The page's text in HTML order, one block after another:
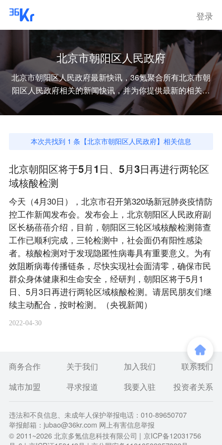
登录
北京市朝阳区人民政府
北京市朝阳区人民政府最新快讯，36氪聚合所有北京市朝
阳区人民政府相关的新闻快讯，并为你提供最新的相关资
讯。
本次共找到 1 条【北京市朝阳区人民政府】相关信息
北京朝阳区将于5月1日、5月3日再进行两轮区
域核酸检测
今天（4月30日），北京市召开第320场新冠肺炎疫情防
控工作新闻发布会。发布会上，北京朝阳区人民政府副
区长杨蓓蓓介绍，目前，朝阳区三轮区域核酸检测筛查
工作已顺利完成，三轮检测中，社会面仍有阳性感染
者。核酸检测对于发现隐匿性病毒具有重要意义。为有
效阻断病毒传播链条，尽快实现社会面清零，确保市民
群众身体健康和生命安全，经研判，朝阳区将于5月1
日、5月3日再进行两轮区域核酸检测。请居民朋友们继
续主动配合，按时检测。（央视新闻）
2022-04-30
商务合作 关于我们 加入我们
联系我们
城市加盟
寻求报道 我要入驻 投资者关系
违法和不良信息、未成年人保护举报电话：010-89650707
举报邮箱：jubao@36kr.com 网上有害信息举报
© 2011~2026北京多氪信息科技有限公司 | 京ICP备12031756